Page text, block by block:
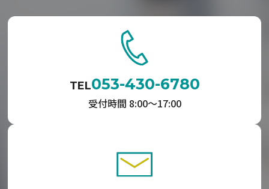
TEL053-430-6780
受付時間 8:00〜17:00